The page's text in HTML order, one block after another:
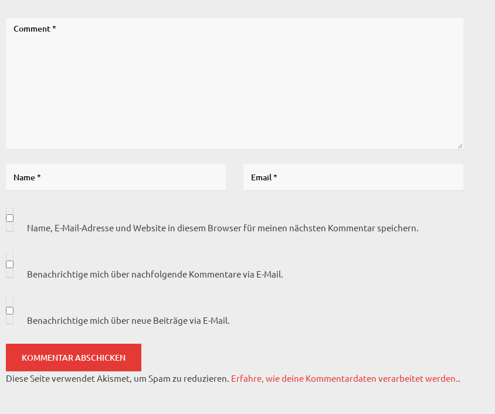
Name, E-Mail-Adresse und Website in diesem Browser für meinen nächsten Kommentar speichern.
Benachrichtige mich über nachfolgende Kommentare via E-Mail.
Benachrichtige mich über neue Beiträge via E-Mail.
Diese Seite verwendet Akismet, um Spam zu reduzieren. Erfahre, wie deine Kommentardaten verarbeitet werden..